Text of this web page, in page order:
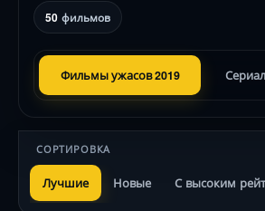
50 фильмов
Фильмы ужасов 2019
СОРТИРОВКА
Лучшие Новые С высоким